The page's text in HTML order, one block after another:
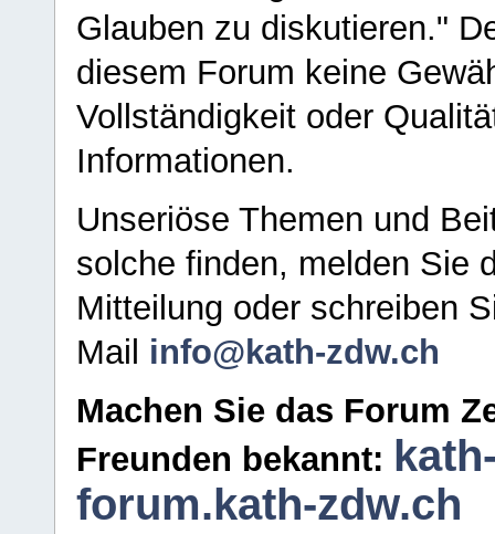
Glauben zu diskutieren."
diesem Forum keine
Vollständigkeit oder
Informationen.
Unseriöse Themen und
solche finden, melden Sie
Mitteilung oder schreiben
Mail info@kath-zdw.ch
Machen Sie das Forum
Freunden bekannt:
forum.kath-zdw.ch